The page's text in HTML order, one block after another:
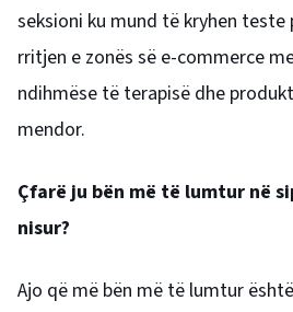
seksioni ku mund të kryhen
rritjen e zonës së e-commerce
ndihmëse të terapisë dhe
mendor.
Çfarë ju bën më të lumtur në
nisur?
Ajo që më bën më të lumtur